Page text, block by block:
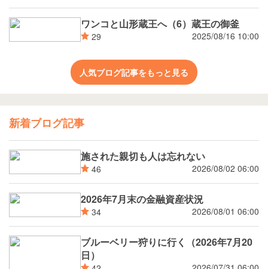
ワンコと山形蔵王へ（6）蔵王の御釜
29 2025/08/16 10:00
人気ブログ記事をもっと見る
新着ブログ記事
施された親切も人は忘れない
46 2026/08/02 06:00
2026年7月末の金融資産状況
34 2026/08/01 06:00
ブルーベリー狩りに行く（2026年7月20
日）